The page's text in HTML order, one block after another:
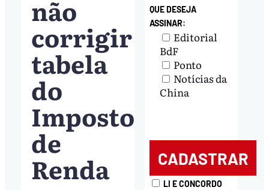
não
corrigir
tabela
do
Imposto
de
Renda
QUE DESEJA
ASSINAR:
Editorial
BdF
Ponto
Notícias da
China
LI E CONCORDO